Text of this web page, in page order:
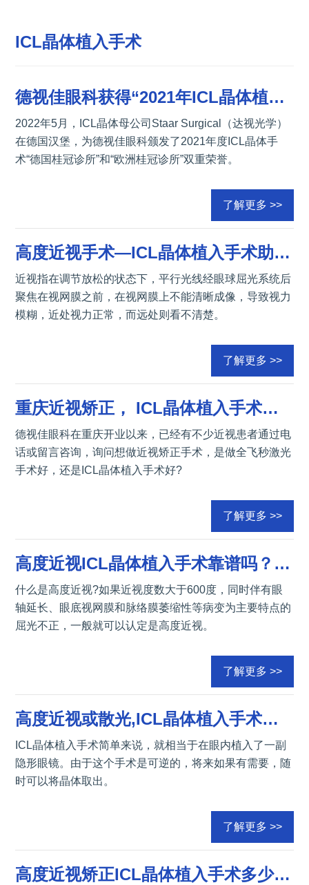
ICL晶体植入手术
德视佳眼科获得“2021年ICL晶体植入手术桂冠诊所”
2022年5月，ICL晶体母公司Staar Surgical（达视光学）
在德国汉堡，为德视佳眼科颁发了2021年度ICL晶体手
术“德国桂冠诊所”和“欧洲桂冠诊所”双重荣誉。
了解更多 >>
高度近视手术—ICL晶体植入手术助你摆脱高度近视的烦恼
近视指在调节放松的状态下，平行光线经眼球屈光系统后
聚焦在视网膜之前，在视网膜上不能清晰成像，导致视力
模糊，近处视力正常，而远处则看不清楚。
了解更多 >>
重庆近视矫正， ICL晶体植入手术和全飞秒激光手术哪个好？
德视佳眼科在重庆开业以来，已经有不少近视患者通过电
话或留言咨询，询问想做近视矫正手术，是做全飞秒激光
手术好，还是ICL晶体植入手术好?
了解更多 >>
高度近视ICL晶体植入手术靠谱吗？矫正高度近视费用！
什么是高度近视?如果近视度数大于600度，同时伴有眼
轴延长、眼底视网膜和脉络膜萎缩性等病变为主要特点的
屈光不正，一般就可以认定是高度近视。
了解更多 >>
高度近视或散光,ICL晶体植入手术可靠吗？比激光矫正手术好吗？
ICL晶体植入手术简单来说，就相当于在眼内植入了一副
隐形眼镜。由于这个手术是可逆的，将来如果有需要，随
时可以将晶体取出。
了解更多 >>
高度近视矫正ICL晶体植入手术多少钱？ICL晶体手术有哪些优势？